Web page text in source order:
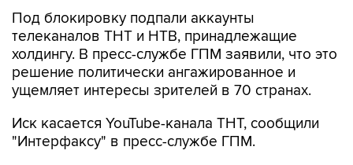
Под блокировку подпали аккаунты
телеканалов ТНТ и НТВ, принадлежащие
холдингу. В пресс-службе ГПМ заявили, что это
решение политически ангажированное и
ущемляет интересы зрителей в 70 странах.
Иск касается YouTube-канала ТНТ, сообщили
"Интерфаксу" в пресс-службе ГПМ.